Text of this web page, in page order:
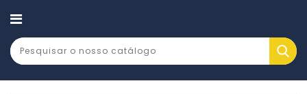
CATEGORY